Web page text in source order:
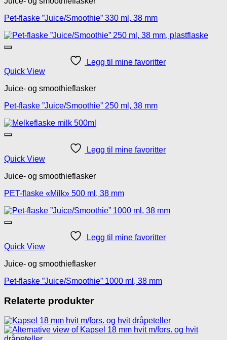
Pet-flaske ”Juice/Smoothie” 330 ml, 38 mm
Legg til mine favoritter
Quick View
Juice- og smoothieflasker
Pet-flaske ”Juice/Smoothie” 250 ml, 38 mm
Legg til mine favoritter
Quick View
Juice- og smoothieflasker
PET-flaske «Milk» 500 ml, 38 mm
Legg til mine favoritter
Quick View
Juice- og smoothieflasker
Pet-flaske ”Juice/Smoothie” 1000 ml, 38 mm
Relaterte produkter